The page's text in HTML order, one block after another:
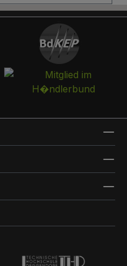
ein Briefkasten
landet in einem
Auffangkorb.
können Sie eine
der Hintertür ist
die Türfarbe
HPL(High
Bezeichnung
den Namen Ihrer
bei
um 5 bis 6
den Namen der
Falls Sie die Türfarbe
Außenwandfarbe
bei Sonderfarben